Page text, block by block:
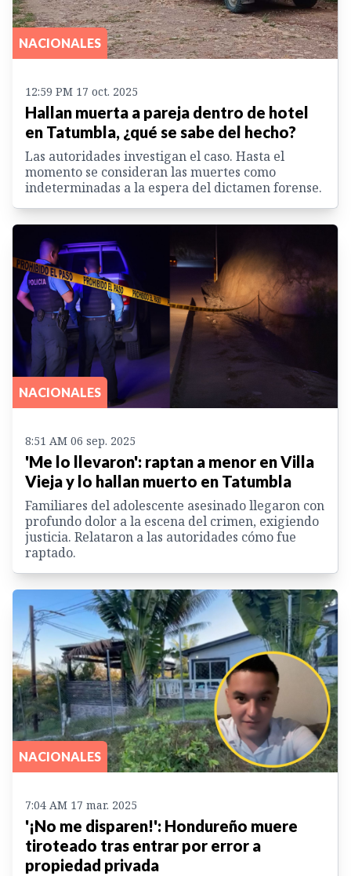
NACIONALES
12:59 PM 17 oct. 2025
Hallan muerta a pareja dentro de hotel
en Tatumbla, ¿qué se sabe del hecho?
Las autoridades investigan el caso. Hasta el
momento se consideran las muertes como
indeterminadas a la espera del dictamen forense.
NACIONALES
8:51 AM 06 sep. 2025
'Me lo llevaron': raptan a menor en Villa
Vieja y lo hallan muerto en Tatumbla
Familiares del adolescente asesinado llegaron con
profundo dolor a la escena del crimen, exigiendo
justicia. Relataron a las autoridades cómo fue
raptado.
NACIONALES
7:04 AM 17 mar. 2025
'¡No me disparen!': Hondureño muere
tiroteado tras entrar por error a
propiedad privada